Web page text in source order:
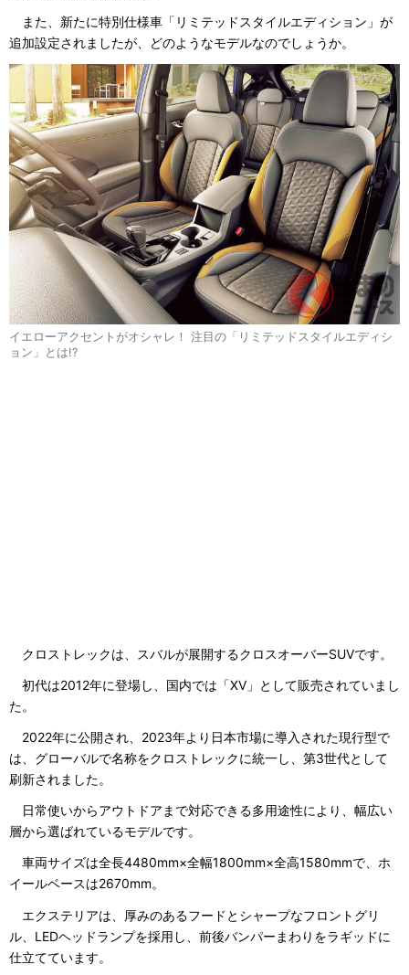
また、新たに特別仕様車「リミテッドスタイルエディション」が
追加設定されましたが、どのようなモデルなのでしょうか。
イエローアクセントがオシャレ！ 注目の「リミテッドスタイルエディシ
ョン」とは!?
クロストレックは、スバルが展開するクロスオーバーSUVです。
初代は2012年に登場し、国内では「XV」として販売されていまし
た。
2022年に公開され、2023年より日本市場に導入された現行型で
は、グローバルで名称をクロストレックに統一し、第3世代として
刷新されました。
日常使いからアウトドアまで対応できる多用途性により、幅広い
層から選ばれているモデルです。
車両サイズは全長4480mm×全幅1800mm×全高1580mmで、ホ
イールベースは2670mm。
エクステリアは、厚みのあるフードとシャープなフロントグリ
ル、LEDヘッドランプを採用し、前後バンパーまわりをラギッドに
仕立てています。